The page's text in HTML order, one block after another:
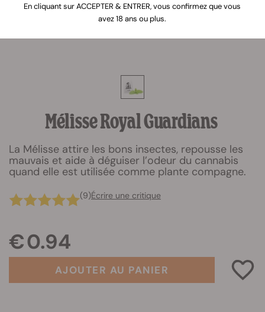
Mélisse Royal Guardians
La Mélisse attire les bons insectes, repousse les
mauvais et aide à déguiser l’odeur du cannabis
quand elle est utilisée comme plante compagne.
(9)Écrire une critique
€ 0.94
AJOUTER AU PANIER
En cliquant sur ACCEPTER & ENTRER, vous confirmez que vous
avez 18 ans ou plus.